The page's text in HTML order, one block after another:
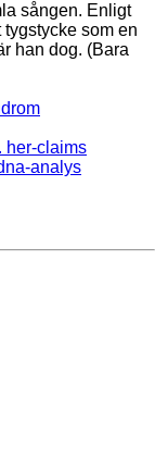
sången. Enligt
som en
han dog. (Bara
her-claims
analys